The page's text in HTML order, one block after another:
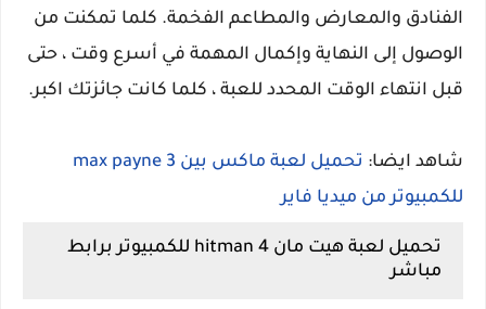
الفنادق والمعارض والمطاعم الفخمة. كلما تمكنت من
الوصول إلى النهاية وإكمال المهمة في أسرع وقت ، حتى
قبل انتهاء الوقت المحدد للعبة ، كلما كانت جائزتك اكبر.
شاهد ايضا:
تحميل لعبة ماكس بين max payne 3
للكمبيوتر من ميديا فاير
تحميل لعبة هيت مان hitman 4 للكمبيوتر برابط
مباشر